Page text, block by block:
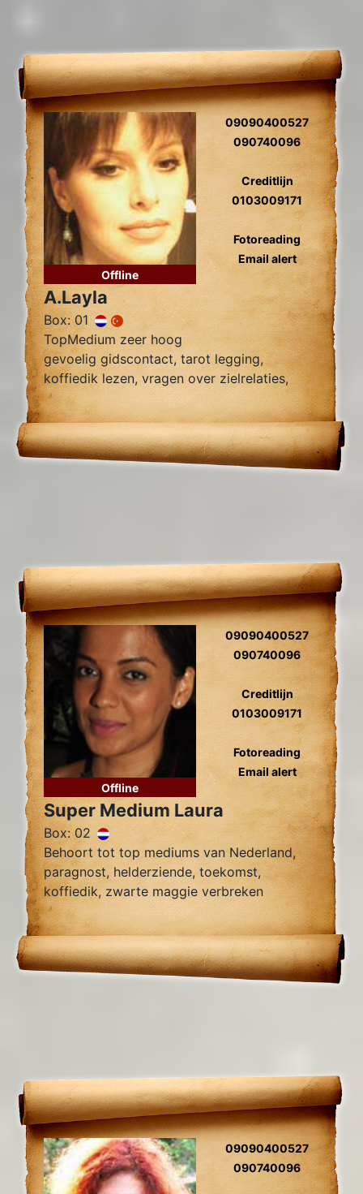
Offline
09090400527
090740096
Creditlijn
0103009171
Fotoreading
Email alert
A.Layla
Box: 01
TopMedium zeer hoog
gevoelig gidscontact, tarot legging,
koffiedik lezen, vragen over zielrelaties,
werk, financiën wegnemen van blokkades,
relatie herstel
Offline
09090400527
090740096
Creditlijn
0103009171
Fotoreading
Email alert
Super Medium Laura
Box: 02
Behoort tot top mediums van Nederland,
paragnost, helderziende, toekomst,
koffiedik, zwarte maggie verbreken
zielsliefde, zielsverwanten, gidscontact,
relatieproblemen, levensvragen.
09090400527
090740096